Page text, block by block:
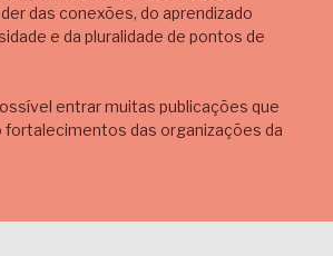
das conexões, do aprendizado
e da pluralidade de pontos de
entrar muitas publicações que
fortalecimentos das organizações da